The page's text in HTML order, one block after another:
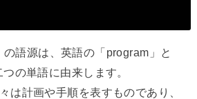
の語源は、英語の「program」と
の単語に由来します。
は計画や手順を表すものであり、